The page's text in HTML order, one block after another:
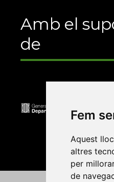
Fem
Aquest
altres
per
de
Amb el
de